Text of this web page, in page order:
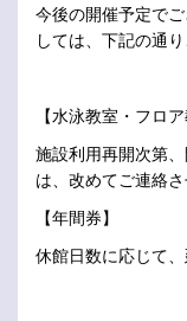
今後の開催予定で
しては、下記の通
【水泳教室・フロア
施設利用再開次第
は、改めてご連絡さ
【年間券】
休館日数に応じて